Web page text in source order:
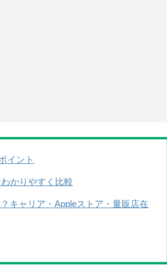
イント
かりやすく比較
キャリア・Appleストア・量販店在